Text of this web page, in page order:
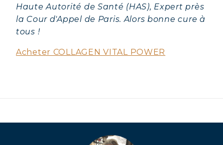
Haute Autorité de Santé (HAS), Expert près
la Cour d'Appel de Paris. Alors bonne cure à
tous !
Acheter COLLAGEN VITAL POWER